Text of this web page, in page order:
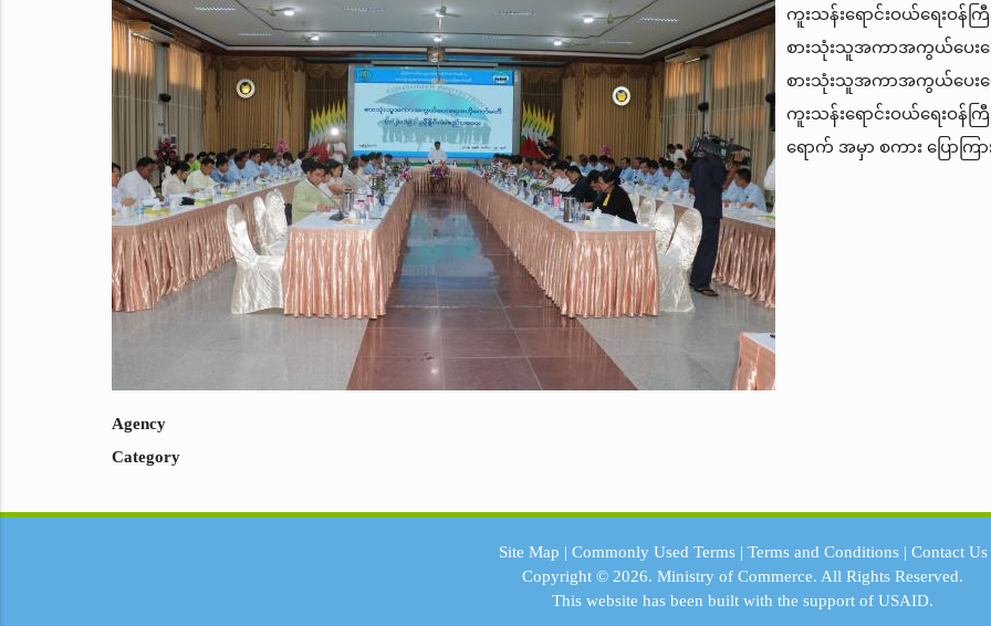
ကူးသန်းရောင်းဝယ်ရေးဝန်ကြီ
စားသုံးသူအကာအကွယ်ပေးရ
စားသုံးသူအကာအကွယ်ပေးရေ
ကူးသန်းရောင်းဝယ်ရေးဝန်က
ရောက် အမှာ စကား ပြောကြာ
Agency
Category
Site Map | Commonly Used Terms| Terms and Conditions| Contact Us
Copyright © 2026.Ministry of Commerce. All Rights Reserved.
This website has been built with the support ofUSAID.